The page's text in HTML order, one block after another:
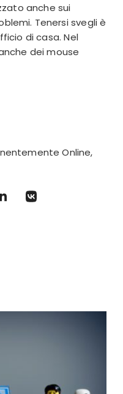
anche sui
Tenersi svegli è
di casa. Nel
dei mouse
Online